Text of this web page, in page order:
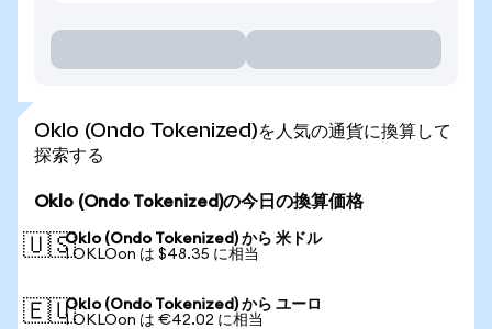
Oklo (Ondo Tokenized)を人気の通貨に換算して
探索する
Oklo (Ondo Tokenized)の今日の換算価格
🇺🇸Oklo (Ondo Tokenized) から 米ドル
1 OKLOon は $48.35 に相当
🇪🇺Oklo (Ondo Tokenized) から ユーロ
1 OKLOon は €42.02 に相当